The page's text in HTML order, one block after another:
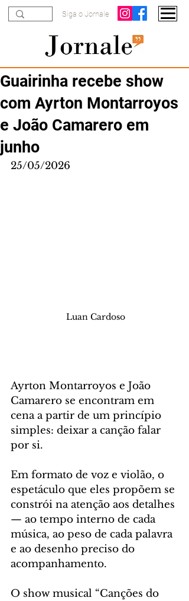
Siga o Jornale
Guairinha recebe show
com Ayrton Montarroyos
e João Camarero em
junho
25/05/2026
Luan Cardoso
Ayrton Montarroyos e João
Camarero se encontram em
cena a partir de um princípio
simples: deixar a canção falar
por si.
Em formato de voz e violão, o
espetáculo que eles propõem se
constrói na atenção aos detalhes
— ao tempo interno de cada
música, ao peso de cada palavra
e ao desenho preciso do
acompanhamento.
O show musical “Canções do